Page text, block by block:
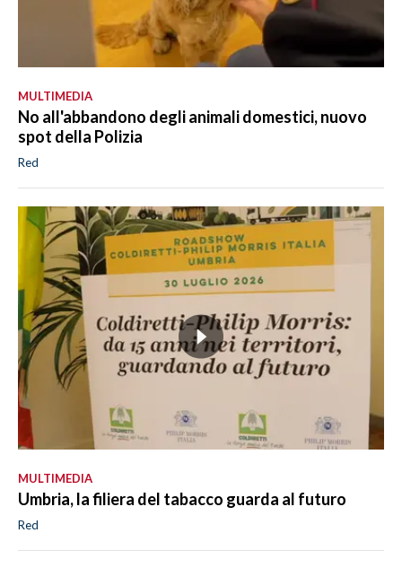
MULTIMEDIA
No all'abbandono degli animali domestici, nuovo
spot della Polizia
Red
MULTIMEDIA
Umbria, la filiera del tabacco guarda al futuro
Red